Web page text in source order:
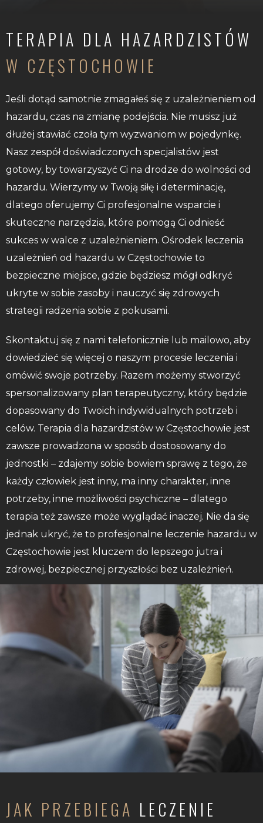
TERAPIA DLA HAZARDZISTÓW
W CZĘSTOCHOWIE
Jeśli dotąd samotnie zmagałeś się z uzależnieniem od
hazardu, czas na zmianę podejścia. Nie musisz już
dłużej stawiać czoła tym wyzwaniom w pojedynkę.
Nasz zespół doświadczonych specjalistów jest
gotowy, by towarzyszyć Ci na drodze do wolności od
hazardu. Wierzymy w Twoją siłę i determinację,
dlatego oferujemy Ci profesjonalne wsparcie i
skuteczne narzędzia, które pomogą Ci odnieść
sukces w walce z uzależnieniem. Ośrodek leczenia
uzależnień od hazardu w Częstochowie to
bezpieczne miejsce, gdzie będziesz mógł odkryć
ukryte w sobie zasoby i nauczyć się zdrowych
strategii radzenia sobie z pokusami.
Skontaktuj się z nami telefonicznie lub mailowo, aby
dowiedzieć się więcej o naszym procesie leczenia i
omówić swoje potrzeby. Razem możemy stworzyć
spersonalizowany plan terapeutyczny, który będzie
dopasowany do Twoich indywidualnych potrzeb i
celów. Terapia dla hazardzistów w Częstochowie jest
zawsze prowadzona w sposób dostosowany do
jednostki – zdajemy sobie bowiem sprawę z tego, że
każdy człowiek jest inny, ma inny charakter, inne
potrzeby, inne możliwości psychiczne – dlatego
terapia też zawsze może wyglądać inaczej. Nie da się
jednak ukryć, że to profesjonalne leczenie hazardu w
Częstochowie jest kluczem do lepszego jutra i
zdrowej, bezpiecznej przyszłości bez uzależnień.
JAK PRZEBIEGA LECZENIE